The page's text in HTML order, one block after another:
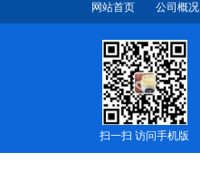
网站首页 公司概况
扫一扫 访问手机版